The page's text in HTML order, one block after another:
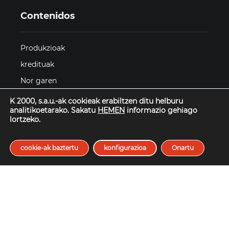
Contenidos
Produkzioak
kredituak
Nor garen
Kontaktua
Datos Privacidad
K 2000, s.a.u.-ak cookieak erabiltzen ditu helburu
analitikoetarako. Sakatu HEMEN informazio gehiago
lortzeko.
Onartu
cookie-ak baztertu konfigurazioa